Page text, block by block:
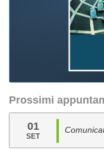
Prossimi
01
SET